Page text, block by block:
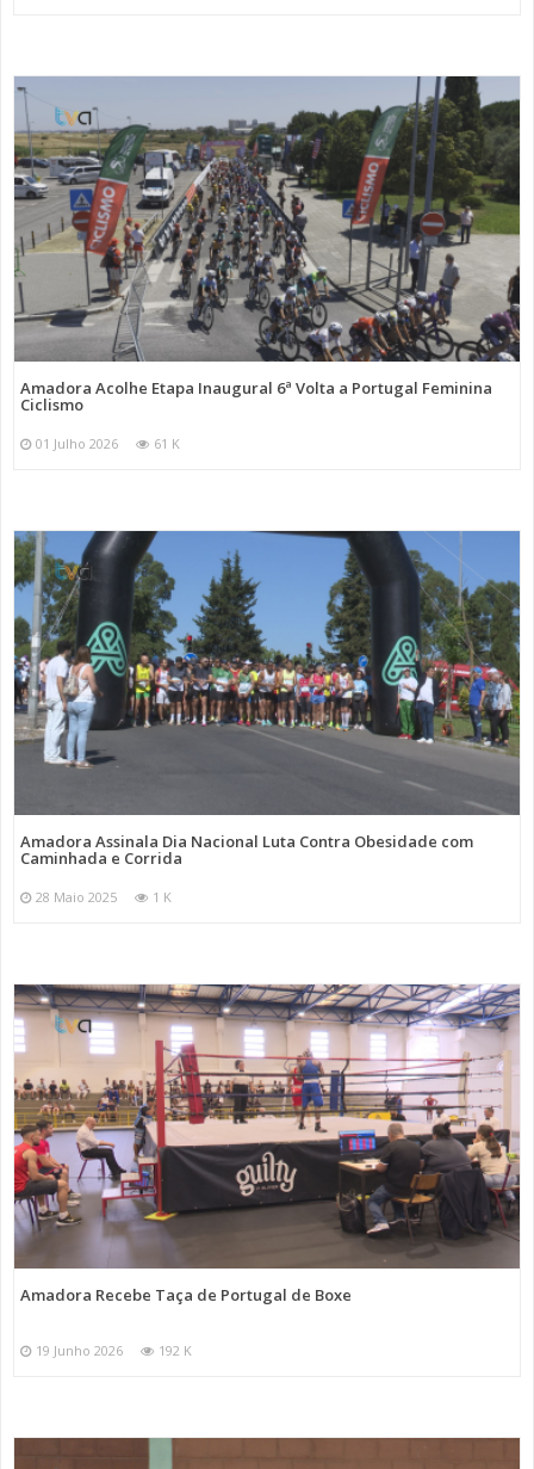
Amadora Acolhe Etapa Inaugural 6ª Volta a Portugal Feminina
Ciclismo
01 Julho 2026 61 K
Amadora Assinala Dia Nacional Luta Contra Obesidade com
Caminhada e Corrida
28 Maio 2025 1 K
Amadora Recebe Taça de Portugal de Boxe
19 Junho 2026 192 K